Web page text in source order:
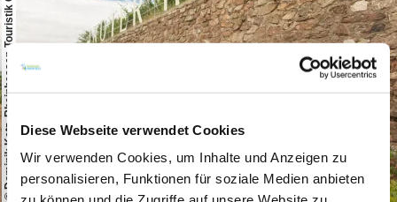
Diese Webseite verwendet Cookies
Wir verwenden Cookies, um Inhalte und Anzeigen zu
personalisieren, Funktionen für soziale Medien anbieten
Kultur & Events
© Dominik Ketz, Rheinhessen-Touristik GmbH